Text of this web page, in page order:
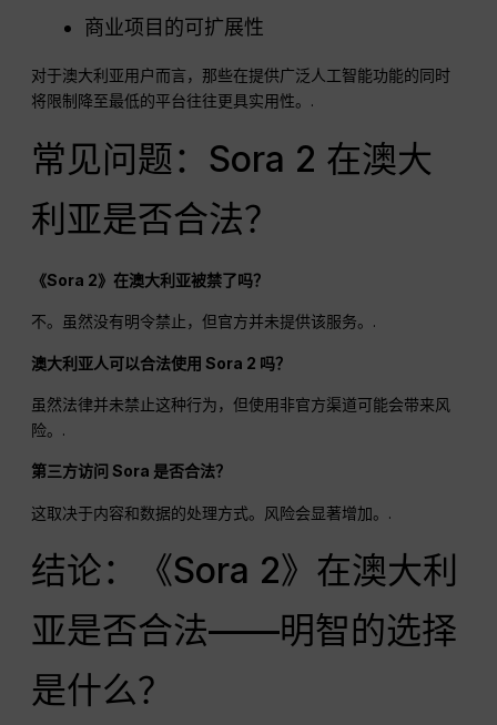
商业项目的可扩展性
对于澳大利亚用户而言，那些在提供广泛人工智能功能的同时
将限制降至最低的平台往往更具实用性。.
常见问题：Sora 2 在澳大
利亚是否合法？
《Sora 2》在澳大利亚被禁了吗？
不。虽然没有明令禁止，但官方并未提供该服务。.
澳大利亚人可以合法使用 Sora 2 吗？
虽然法律并未禁止这种行为，但使用非官方渠道可能会带来风
险。.
第三方访问 Sora 是否合法？
这取决于内容和数据的处理方式。风险会显著增加。.
结论：《Sora 2》在澳大利
亚是否合法——明智的选择
是什么？